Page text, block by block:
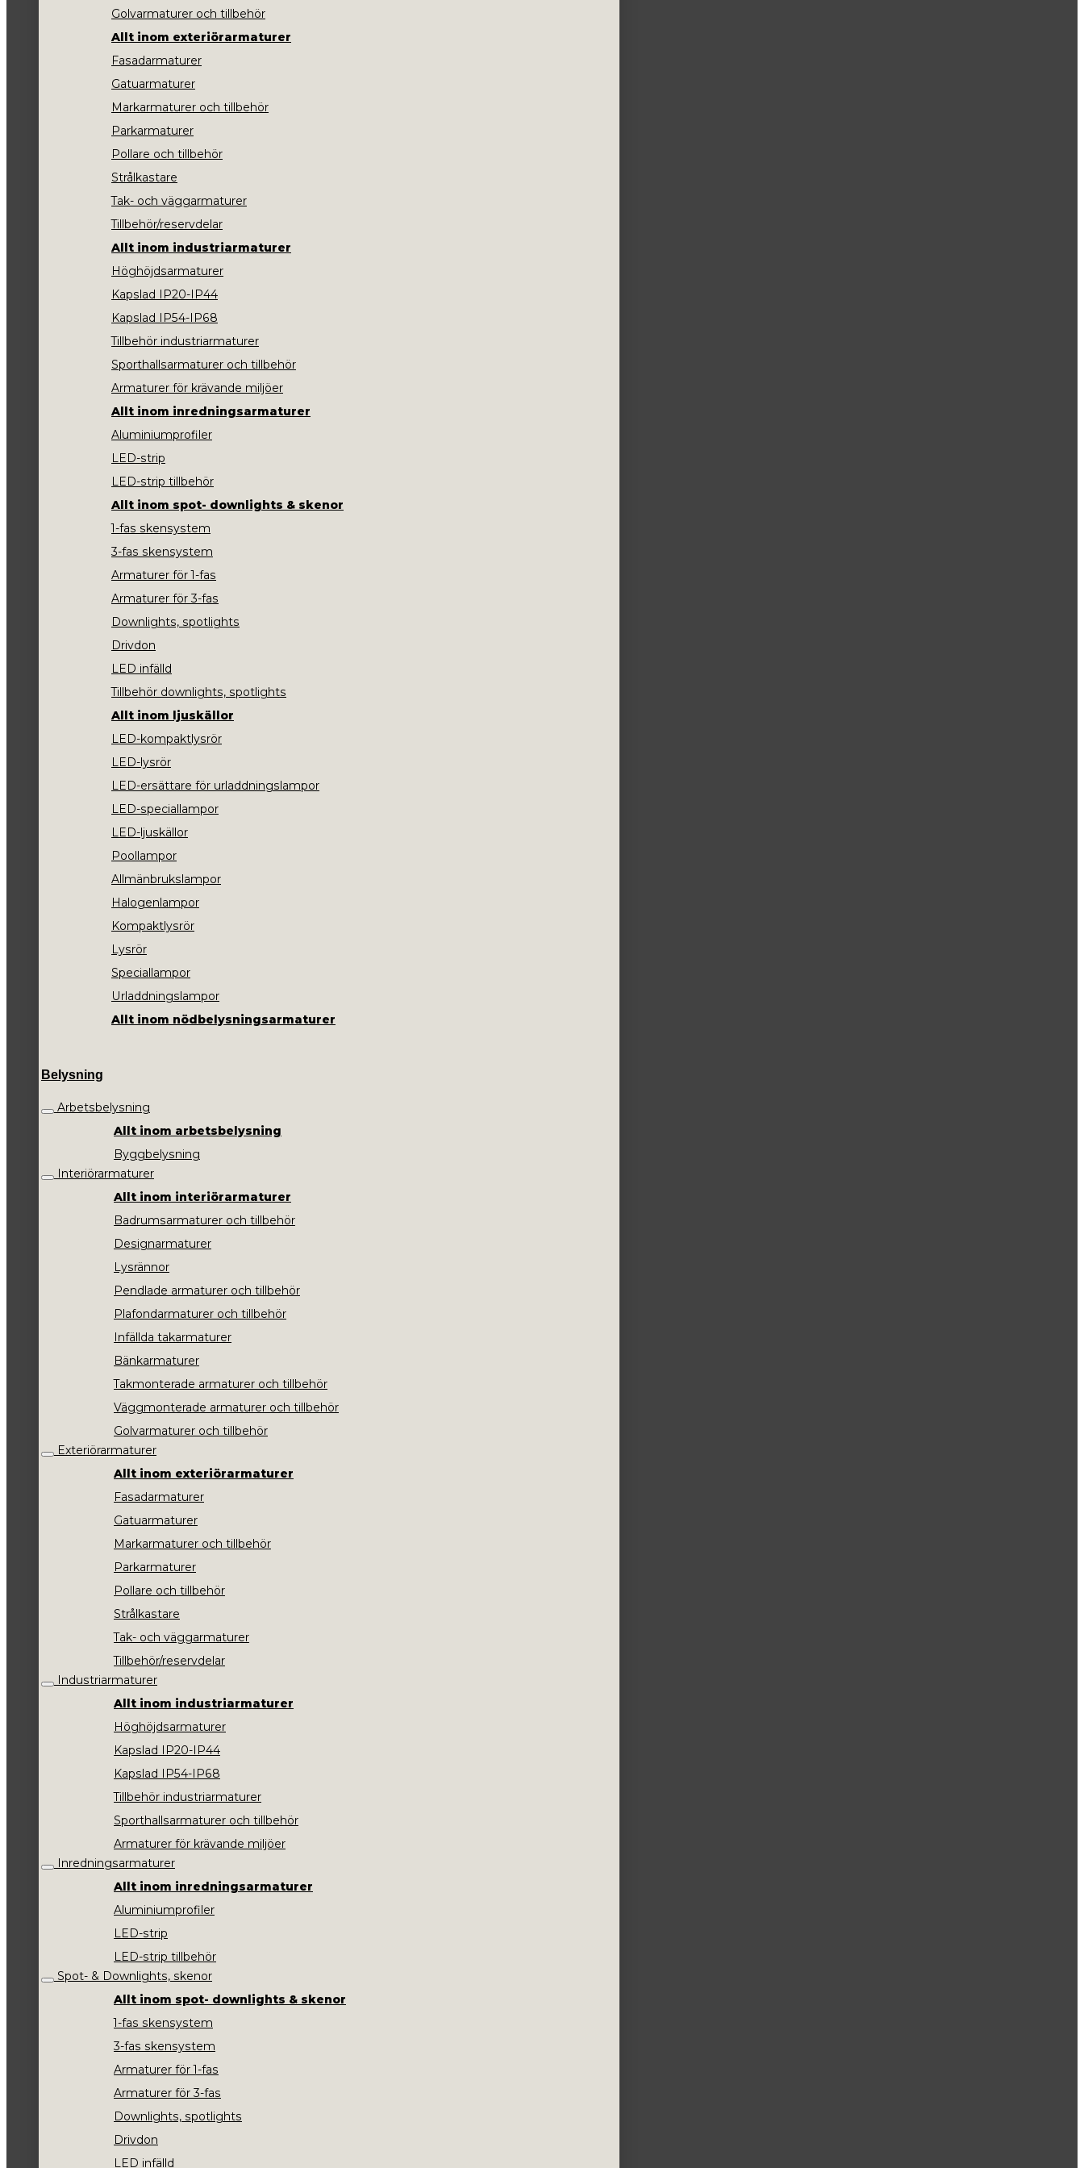
Golvarmaturer och tillbehör
Allt inom exteriörarmaturer
Fasadarmaturer
Gatuarmaturer
Markarmaturer och tillbehör
Parkarmaturer
Pollare och tillbehör
Strålkastare
Tak- och väggarmaturer
Tillbehör/reservdelar
Allt inom industriarmaturer
Höghöjdsarmaturer
Kapslad IP20-IP44
Kapslad IP54-IP68
Tillbehör industriarmaturer
Sporthallsarmaturer och tillbehör
Armaturer för krävande miljöer
Allt inom inredningsarmaturer
Aluminiumprofiler
LED-strip
LED-strip tillbehör
Allt inom spot- downlights & skenor
1-fas skensystem
3-fas skensystem
Armaturer för 1-fas
Armaturer för 3-fas
Downlights, spotlights
Drivdon
LED infälld
Tillbehör downlights, spotlights
Allt inom ljuskällor
LED-kompaktlysrör
LED-lysrör
LED-ersättare för urladdningslampor
LED-speciallampor
LED-ljuskällor
Poollampor
Allmänbrukslampor
Halogenlampor
Kompaktlysrör
Lysrör
Speciallampor
Urladdningslampor
Allt inom nödbelysningsarmaturer
Belysning
Arbetsbelysning
Allt inom arbetsbelysning
Byggbelysning
Interiörarmaturer
Allt inom interiörarmaturer
Badrumsarmaturer och tillbehör
Designarmaturer
Lysrännor
Pendlade armaturer och tillbehör
Plafondarmaturer och tillbehör
Infällda takarmaturer
Bänkarmaturer
Takmonterade armaturer och tillbehör
Väggmonterade armaturer och tillbehör
Golvarmaturer och tillbehör
Exteriörarmaturer
Allt inom exteriörarmaturer
Fasadarmaturer
Gatuarmaturer
Markarmaturer och tillbehör
Parkarmaturer
Pollare och tillbehör
Strålkastare
Tak- och väggarmaturer
Tillbehör/reservdelar
Industriarmaturer
Allt inom industriarmaturer
Höghöjdsarmaturer
Kapslad IP20-IP44
Kapslad IP54-IP68
Tillbehör industriarmaturer
Sporthallsarmaturer och tillbehör
Armaturer för krävande miljöer
Inredningsarmaturer
Allt inom inredningsarmaturer
Aluminiumprofiler
LED-strip
LED-strip tillbehör
Spot- & Downlights, skenor
Allt inom spot- downlights & skenor
1-fas skensystem
3-fas skensystem
Armaturer för 1-fas
Armaturer för 3-fas
Downlights, spotlights
Drivdon
LED infälld